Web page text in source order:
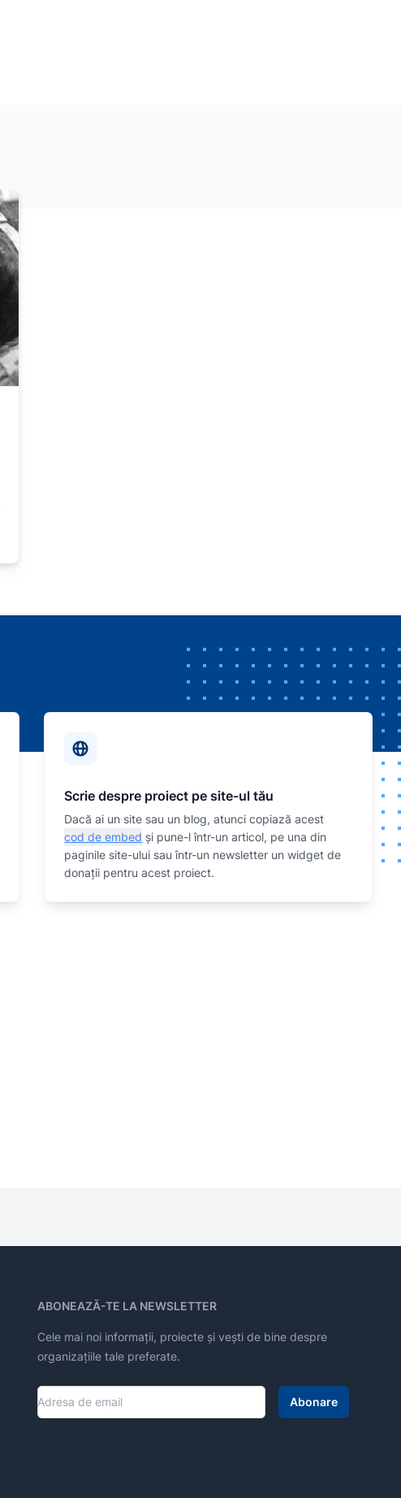
Scrie despre proiect pe site-ul tău
Dacă ai un site sau un blog, atunci copiază acest
cod de embed și pune-l într-un articol, pe una din
paginile site-ului sau într-un newsletter un widget de
donații pentru acest proiect.
ABONEAZĂ-TE LA NEWSLETTER
Cele mai noi informații, proiecte și vești de bine despre
organizațiile tale preferate.
Abonare